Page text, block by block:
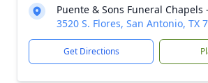
Puente & Sons Funeral Chapels
3520 S. Flores, San Antonio, TX
Get Directions